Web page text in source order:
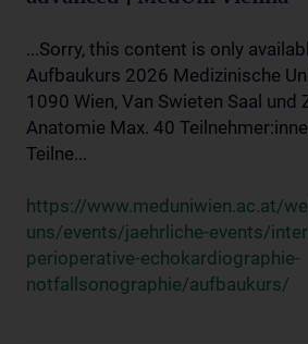
...Sorry, this content is only
Aufbaukurs 2026 Medizinische
1090 Wien, Van Swieten Saal und
Anatomie Max. 40
Teilne...
https://www.meduniwien.ac.at/
uns/events/jaehrliche-events/
perioperative-echokardiographie-
notfallsonographie/aufbaukurs/